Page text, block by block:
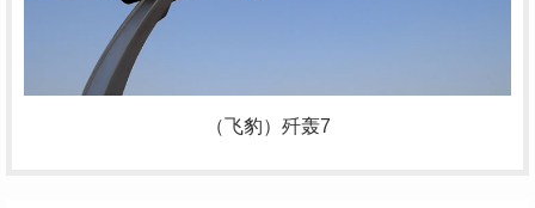
（飞豹）歼轰7